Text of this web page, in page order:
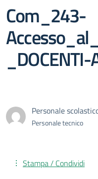
Com_243-
Personale
Personale tecnico
Stampa / Condividi